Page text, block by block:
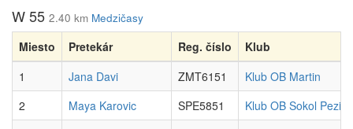
W 55 2.40 km Medzičasy
Miesto Pretekár Reg. číslo
Klub
1
Jana Davi ZMT6151
Klub OB Martin
2
Maya Karovic SPE5851
Klub OB Sokol